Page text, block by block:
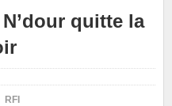
quitte la
RFI